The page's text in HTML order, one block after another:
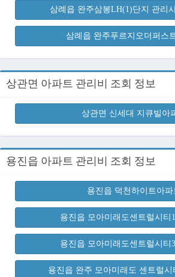
삼례읍 완주삼봉LH(1)단지 관리
삼례읍 완주푸르지오더퍼스
상관면 아파트 관리비 조회 정보
상관면 신세대 지큐빌아
용진읍 아파트 관리비 조회 정보
용진읍 덕천하이트아파
용진읍 모아미래도센트럴시티
용진읍 모아미래도센트럴시티
용진읍 완주 모아미래도 센트럴시